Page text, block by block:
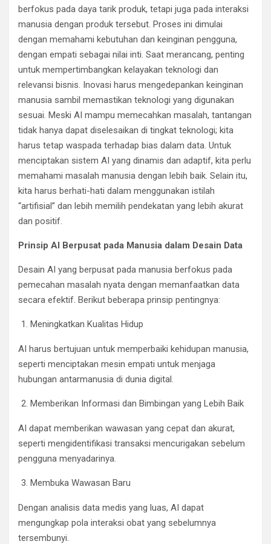
berfokus pada daya tarik produk, tetapi juga pada interaksi
manusia dengan produk tersebut. Proses ini dimulai
dengan memahami kebutuhan dan keinginan pengguna,
dengan empati sebagai nilai inti. Saat merancang, penting
untuk mempertimbangkan kelayakan teknologi dan
relevansi bisnis. Inovasi harus mengedepankan keinginan
manusia sambil memastikan teknologi yang digunakan
sesuai. Meski AI mampu memecahkan masalah, tantangan
tidak hanya dapat diselesaikan di tingkat teknologi; kita
harus tetap waspada terhadap bias dalam data. Untuk
menciptakan sistem AI yang dinamis dan adaptif, kita perlu
memahami masalah manusia dengan lebih baik. Selain itu,
kita harus berhati-hati dalam menggunakan istilah
“artifisial” dan lebih memilih pendekatan yang lebih akurat
dan positif.
Prinsip AI Berpusat pada Manusia dalam Desain Data
Desain AI yang berpusat pada manusia berfokus pada
pemecahan masalah nyata dengan memanfaatkan data
secara efektif. Berikut beberapa prinsip pentingnya:
Meningkatkan Kualitas Hidup
AI harus bertujuan untuk memperbaiki kehidupan manusia,
seperti menciptakan mesin empati untuk menjaga
hubungan antarmanusia di dunia digital.
Memberikan Informasi dan Bimbingan yang Lebih Baik
AI dapat memberikan wawasan yang cepat dan akurat,
seperti mengidentifikasi transaksi mencurigakan sebelum
pengguna menyadarinya.
Membuka Wawasan Baru
Dengan analisis data medis yang luas, AI dapat
mengungkap pola interaksi obat yang sebelumnya
tersembunyi.